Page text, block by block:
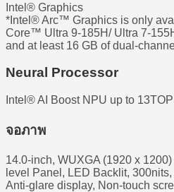
Intel® Graphics
*Intel® Arc™ Graphics is only
Core™ Ultra 9-185H/ Ultra 7-
and at least 16 GB of dual-
Neural Processor
Intel® AI Boost NPU up to
จอภาพ
14.0-inch, WUXGA (1920 x
level Panel, LED Backlit,
Anti-glare display, Non-touch